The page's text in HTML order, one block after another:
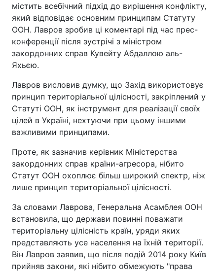
містить всебічний підхід до вирішення конфлікту,
який відповідає основним принципам Статуту
ООН. Лавров зробив ці коментарі під час прес-
конференції після зустрічі з міністром
закордонних справ Кувейту Абдаллою аль-
Яхьєю.
Лавров висловив думку, що Захід використовує
принцип територіальної цілісності, закріплений у
Статуті ООН, як інструмент для реалізації своїх
цілей в Україні, нехтуючи при цьому іншими
важливими принципами.
Проте, як зазначив керівник Міністерства
закордонних справ країни-агресора, нібито
Статут ООН охоплює більш широкий спектр, ніж
лише принцип територіальної цілісності.
За словами Лаврова, Генеральна Асамблея ООН
встановила, що держави повинні поважати
територіальну цілісність країн, уряди яких
представляють усе населення на їхній території.
Він Лавров заявив, що після подій 2014 року Київ
прийняв закони, які нібито обмежують "права